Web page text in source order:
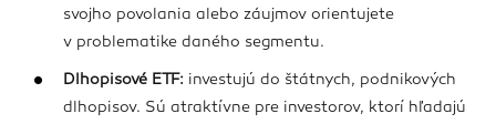
svojho povolania alebo záujmov orientujete
v problematike daného segmentu.
Dlhopisové ETF: investujú do štátnych, podnikových
dlhopisov. Sú atraktívne pre investorov, ktorí hľadajú